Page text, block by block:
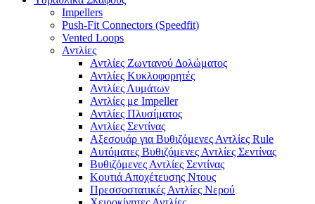
Impellers
Push-Fit Connectors (Speedfit)
Vented Loops
Αντλίες
Αντλίες Ζωντανού Δολώματος
Αντλίες Κυκλοφορητές
Αντλίες Λυμάτων
Αντλίες με Impeller
Αντλίες Πλυσίματος
Αντλίες Σεντίνας
Αξεσουάρ για Βυθιζόμενες Αντλίες Rule
Αυτόματες Βυθιζόμενες Αντλίες Σεντίνας
Βυθιζόμενες Αντλίες Σεντίνας
Κουτιά Αποχέτευσης Ντους
Πρεσσοστατικές Αντλίες Νερού